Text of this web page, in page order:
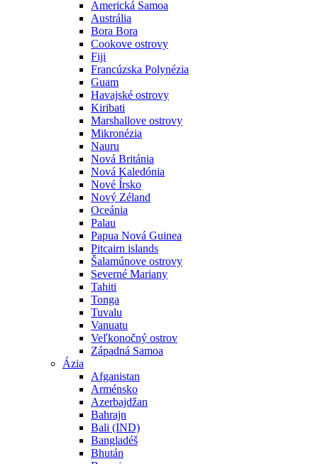
Americká Samoa
Austrália
Bora Bora
Cookove ostrovy
Fiji
Francúzska Polynézia
Guam
Havajské ostrovy
Kiribati
Marshallove ostrovy
Mikronézia
Nauru
Nová Británia
Nová Kaledónia
Nové Írsko
Nový Zéland
Oceánia
Palau
Papua Nová Guinea
Pitcairn islands
Šalamúnove ostrovy
Severné Mariany
Tahiti
Tonga
Tuvalu
Vanuatu
Veľkonočný ostrov
Západná Samoa
Ázia
Afganistan
Arménsko
Azerbajdžan
Bahrajn
Bali (IND)
Bangladéš
Bhután